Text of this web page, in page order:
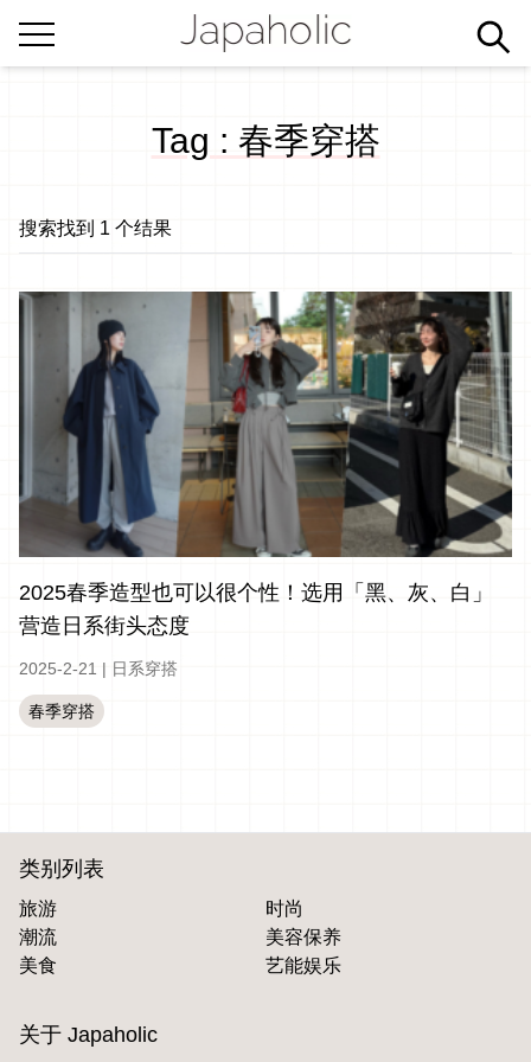
Tag : 春季穿搭
搜索找到 1 个结果
2025春季造型也可以很个性！选用「黑、灰、白」
营造日系街头态度
2025-2-21 | 日系穿搭
春季穿搭
类别列表
旅游
时尚
潮流
美容保养
美食
艺能娱乐
关于 Japaholic